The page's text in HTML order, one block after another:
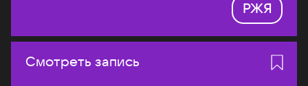
РЖЯ
Смотреть запись